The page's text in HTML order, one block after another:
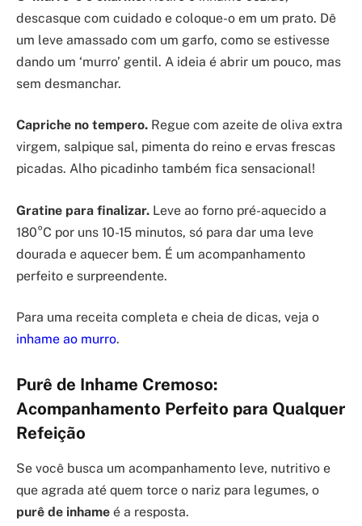
descasque com cuidado e coloque-o em um prato. Dê
um leve amassado com um garfo, como se estivesse
dando um ‘murro’ gentil. A ideia é abrir um pouco, mas
sem desmanchar.
Capriche no tempero. Regue com azeite de oliva extra
virgem, salpique sal, pimenta do reino e ervas frescas
picadas. Alho picadinho também fica sensacional!
Gratine para finalizar. Leve ao forno pré-aquecido a
180°C por uns 10-15 minutos, só para dar uma leve
dourada e aquecer bem. É um acompanhamento
perfeito e surpreendente.
Para uma receita completa e cheia de dicas, veja o
inhame ao murro.
Purê de Inhame Cremoso:
Acompanhamento Perfeito para Qualquer
Refeição
Se você busca um acompanhamento leve, nutritivo e
que agrada até quem torce o nariz para legumes, o
purê de inhame é a resposta.